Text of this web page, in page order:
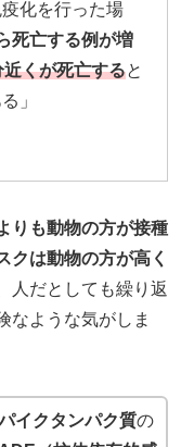
疫化を行った場
死亡する例が増
くが死亡すると
」
りも動物の方が接種
クは動物の方が高く
人だとしても繰り返
なような気がしま
イクタンパク質の